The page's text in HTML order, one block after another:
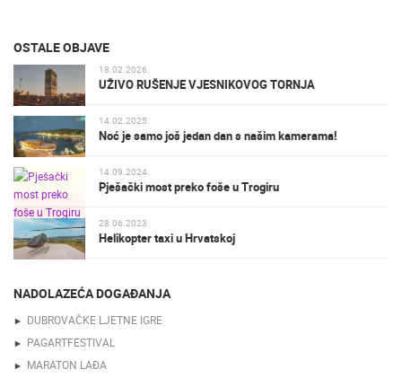
OSTALE OBJAVE
18.02.2026.
UŽIVO RUŠENJE VJESNIKOVOG TORNJA
14.02.2025.
Noć je samo još jedan dan s našim kamerama!
14.09.2024.
Pješački most preko foše u Trogiru
28.06.2023.
Helikopter taxi u Hrvatskoj
NADOLAZEĆA DOGAĐANJA
DUBROVAČKE LJETNE IGRE
PAGARTFESTIVAL
MARATON LAĐA